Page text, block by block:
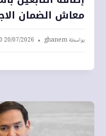
معاش الضمان
بواسطةghanem
20/07/2026 07:00